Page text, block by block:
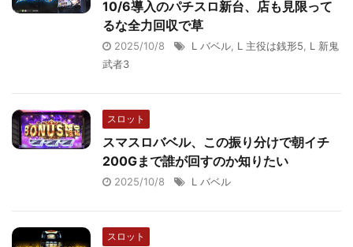
10/6導入のパチスロ新台、店も見限って
るな全力回収で草
2025/10/8 L バベル L 主役は銭形5
L 新鬼
武者3
スロット
スマスロバベル、この振り分けで朝イチ
200Gまで誰が回すのか知りたい
2025/10/8 L バベル
スロット